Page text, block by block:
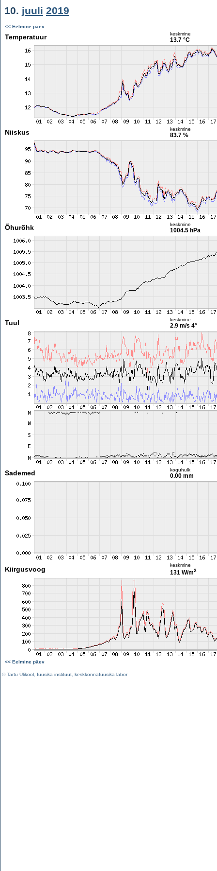
10. juuli 2019
<< Eelmine päev
Temperatuur keskmine
13.7 °C
Niiskus keskmine
83.7 %
Õhurõhk keskmine
1004.5 hPa
Tuul keskmine
2.9 m/s 4°
Sademed koguhulk
0.00 mm
Kiirgusvoog
keskmine
131 W/m2
<< Eelmine päev
©Tartu Ülikool füüsika instituut keskkonnafüüsika labor